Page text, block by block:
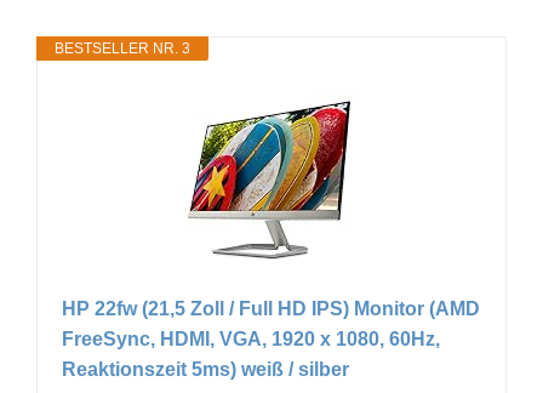
BESTSELLER NR. 3
HP 22fw (21,5 Zoll / Full HD IPS) Monitor (AMD
FreeSync, HDMI, VGA, 1920 x 1080, 60Hz,
Reaktionszeit 5ms) weiß / silber